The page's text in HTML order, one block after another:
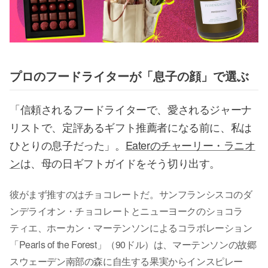
プロのフードライターが「息子の顔」で選ぶ
「信頼されるフードライターで、愛されるジャーナ
リストで、定評あるギフト推薦者になる前に、私は
ひとりの息子だった」。 Eaterのチャーリー・ラニオ
ンは、母の日ギフトガイドをそう切り出す。
彼がまず推すのはチョコレートだ。サンフランシスコのダ
ンデライオン・チョコレートとニューヨークのショコラ
ティエ、ホーカン・マーテンソンによるコラボレーション
「Pearls of the Forest」（90ドル）は、マーテンソンの故郷
スウェーデン南部の森に自生する果実からインスピレー